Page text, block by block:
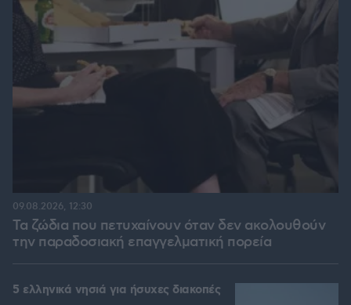
Τα ζώδια που πετυχαίνουν όταν δεν ακολουθούν
την παραδοσιακή επαγγελματική πορεία
09.08.2026, 12:30
5 ελληνικά νησιά για ήσυχες διακοπές